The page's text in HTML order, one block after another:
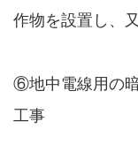
作物を設置し、
⑥地中電線用の
工事